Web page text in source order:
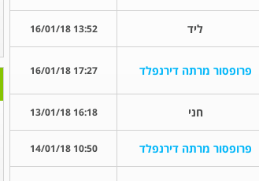
ליד 13:52 16/01/18
פרופסור מרתה דירנפלד 17:27 16/01/18
חני 16:18 13/01/18
פרופסור מרתה דירנפלד 10:50 14/01/18